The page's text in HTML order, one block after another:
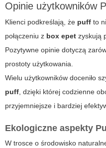
Opinie użytkowników
Klienci podkreślają, że puff to
połączeniu z box epet zyskują
Pozytywne opinie dotyczą
prostoty użytkowania.
Wielu użytkowników doceniło
puff, dzięki której codzienne
przyjemniejsze i bardziej
Ekologiczne aspekty
W trosce o środowisko